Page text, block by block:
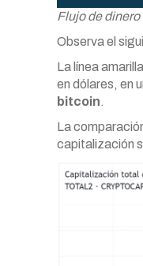
Flujo de dinero
Observa el
La línea
en dólares, en
bitcoin.
La
capitalización